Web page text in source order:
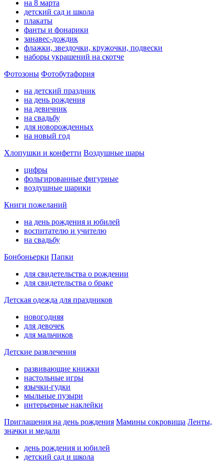
на 8 марта
детский сад и школа
плакаты
фанты и фонарики
занавес-дождик
флажки, звездочки, кружочки, подвески
наборы украшений на скотче
Фотозоны Фотобутафория
на детский праздник
на день рождения
на девичник
на свадьбу
для новорожденных
на новый год
Хлопушки и конфетти Воздушные шары
цифры
фольгированные фигурные
воздушные шарики
Книги пожеланий
на день рождения и юбилей
воспитателю и учителю
на свадьбу
Бонбоньерки Папки
для свидетельства о рождении
для свидетельства о браке
Детская одежда для праздников
новогодняя
для девочек
для мальчиков
Детские развлечения
развивающие книжки
настольные игры
язычки-гудки
мыльные пузыри
интерьерные наклейки
Приглашения на день рождения Мамины сокровища Ленты,
значки и медали
день рождения и юбилей
детский сад и школа